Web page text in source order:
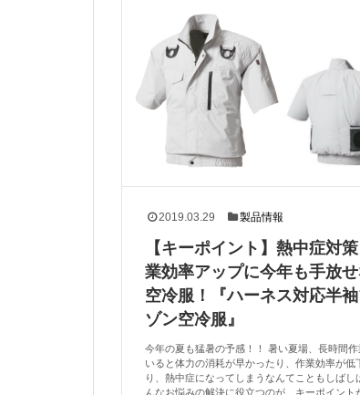
2019.03.29 製品情報
【キーポイント】熱中症対
業効率アップに今年も手放
空冷服！『ハーネス対応半
ゾン空冷服』
今年の夏も猛暑の予感！！ 暑い夏場、長時間作
いると体力の消耗が早かったり、作業効率が低
り、熱中症になってしまうなんてこともしば
んなお悩みの解決に役立つのが、キーポイント